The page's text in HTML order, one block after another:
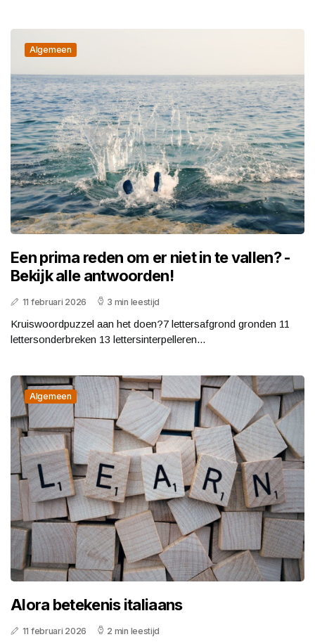
Algemeen
Een prima reden om er niet in te vallen? -
Bekijk alle antwoorden!
11 februari 2026 3 min leestijd
Kruiswoordpuzzel aan het doen?7 lettersafgrond gronden 11
lettersonderbreken 13 lettersinterpelleren...
Algemeen
Alora betekenis italiaans
11 februari 2026 2 min leestijd